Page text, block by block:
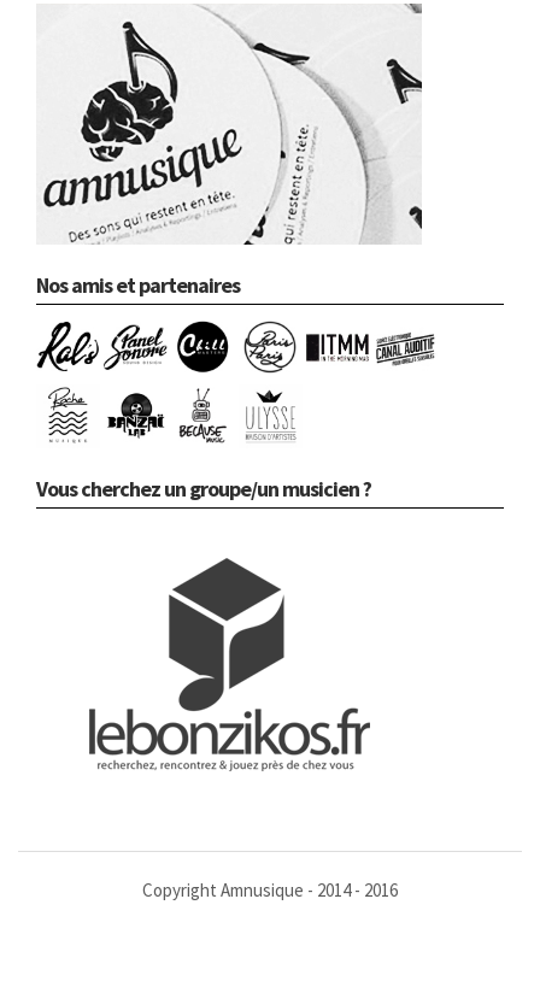
Nos amis et partenaires
Vous cherchez un groupe/un musicien ?
Copyright Amnusique - 2014 - 2016